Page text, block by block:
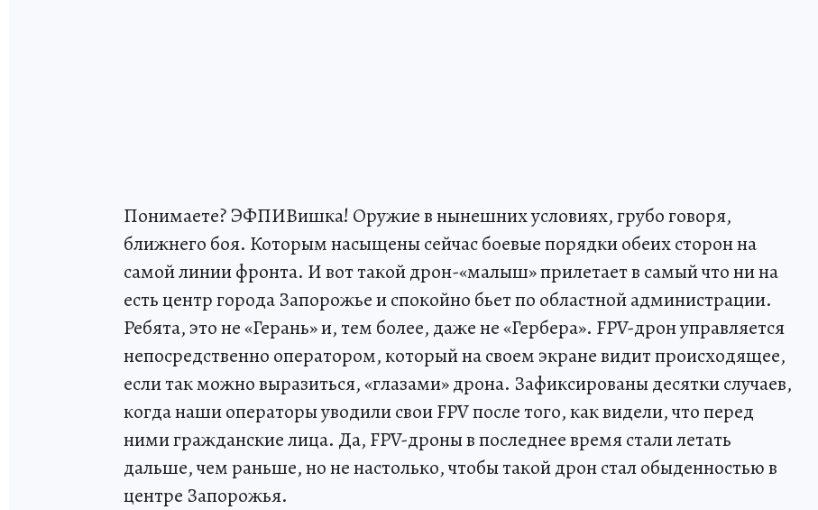
Понимаете? ЭФПИВишка! Оружие в нынешних условиях, грубо говоря,
ближнего боя. Которым насыщены сейчас боевые порядки обеих сторон на
самой линии фронта. И вот такой дрон-«малыш» прилетает в самый что ни на
есть центр города Запорожье и спокойно бьет по областной администрации.
Ребята, это не «Герань» и, тем более, даже не «Гербера». FPV-дрон управляется
непосредственно оператором, который на своем экране видит происходящее,
если так можно выразиться, «глазами» дрона. Зафиксированы десятки случаев,
когда наши операторы уводили свои FPV после того, как видели, что перед
ними гражданские лица. Да, FPV-дроны в последнее время стали летать
дальше, чем раньше, но не настолько, чтобы такой дрон стал обыденностью в
центре Запорожья.